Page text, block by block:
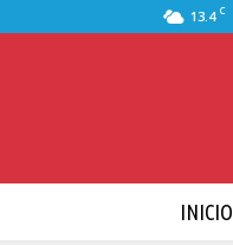
13.4 C
INICIO